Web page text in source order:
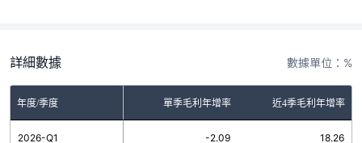
詳細數據 數據單位：%
年度/季度 單季毛利年增率 近4季毛利年增率
2026-Q1 -2.09 18.26